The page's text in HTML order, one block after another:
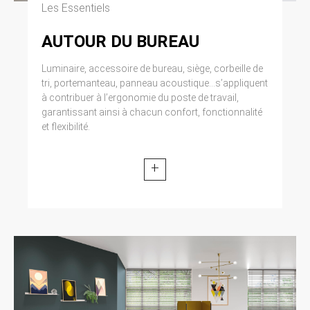
Les Essentiels
AUTOUR DU BUREAU
Luminaire, accessoire de bureau, siège, corbeille de
tri, portemanteau, panneau acoustique...s’appliquent
à contribuer à l’ergonomie du poste de travail,
garantissant ainsi à chacun confort, fonctionnalité
et flexibilité.
+